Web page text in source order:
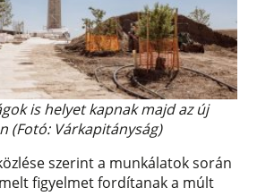
is helyet kapnak majd az új
(Fotó: Várkapitányság)
szerint a munkálatok során
figyelmet fordítanak a múlt